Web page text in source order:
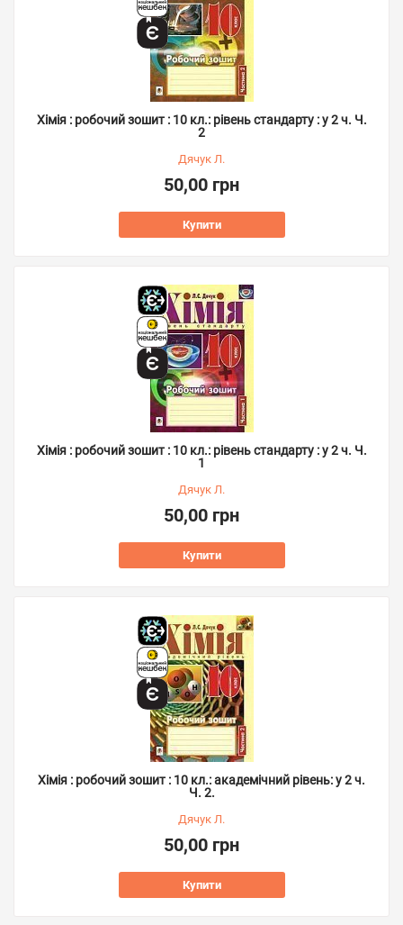
Хімія : робочий зошит : 10 кл.: рівень стандарту : у 2 ч. Ч.
2
Дячук Л.
50,00 грн
Купити
Хімія : робочий зошит : 10 кл.: рівень стандарту : у 2 ч. Ч.
1
Дячук Л.
50,00 грн
Купити
Хімія : робочий зошит : 10 кл.: академічний рівень: у 2 ч.
Ч. 2.
Дячук Л.
50,00 грн
Купити